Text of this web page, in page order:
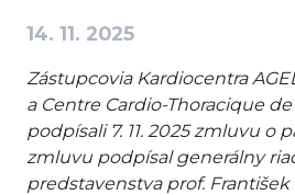
14. 11. 2025
Zástupcovia Kardiocentra
a Centre Cardio-Thoracique de
podpísali 7. 11. 2025 zmluvu o
zmluvu podpísal generálny
predstavenstva prof. František